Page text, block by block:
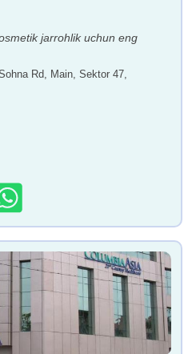
Doktor Kuldeep Arora
jarrohlik uchun eng
Rd, Main, Sektor 47,